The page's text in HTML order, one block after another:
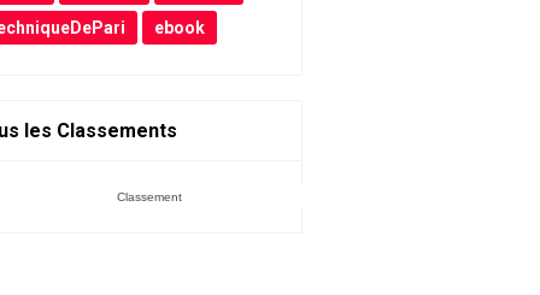
ebook
les Classements
Classement